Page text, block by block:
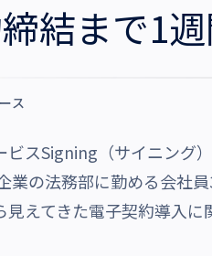
締結まで1
ス
スSigning（サイニング
業の法務部に勤める会社
えてきた電子契約導入に